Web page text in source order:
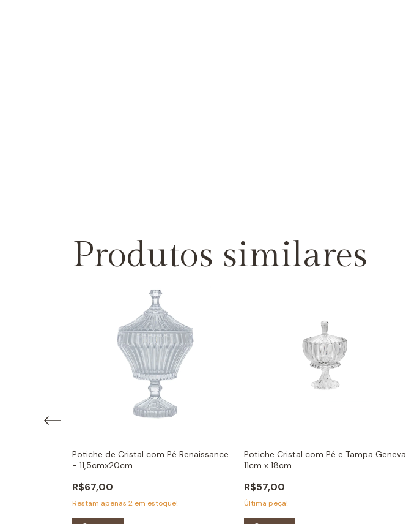
Produtos similares
Potiche de Cristal com Pé Renaissance
- 11,5cmx20cm
R$67,00
Restam apenas 2 em estoque!
Potiche Cristal com Pé e Tampa Geneva
11cm x 18cm
R$57,00
Última peça!